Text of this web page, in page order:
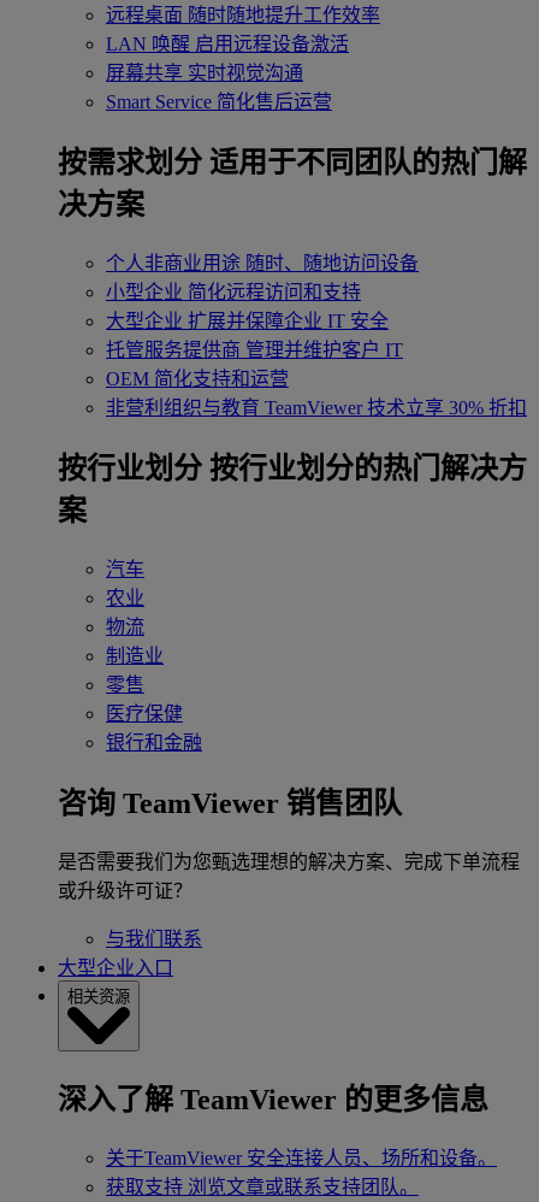
远程桌面 随时随地提升工作效率
LAN 唤醒 启用远程设备激活
屏幕共享 实时视觉沟通
Smart Service 简化售后运营
按需求划分 适用于不同团队的热门解
决方案
个人非商业用途 随时、随地访问设备
小型企业 简化远程访问和支持
大型企业 扩展并保障企业 IT 安全
托管服务提供商 管理并维护客户 IT
OEM 简化支持和运营
非营利组织与教育 TeamViewer 技术立享 30% 折扣
‌按行业划分 按行业划分的热门解决方
案
汽车
农业
物流
制造业
零售
医疗保健
银行和金融
咨询 TeamViewer 销售团队
是否需要我们为您甄选理想的解决方案、完成下单流程
或升级许可证？
与我们联系
大型企业入口
相关资源
深入了解 TeamViewer 的更多信息
关于TeamViewer 安全连接人员、场所和设备。
获取支持 浏览文章或联系支持团队。